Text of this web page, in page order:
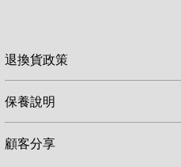
退換貨政策
取消或退換。如產品在安裝後
修。
保養說明
件建議每年加註少量潤滑油。
顧客分享